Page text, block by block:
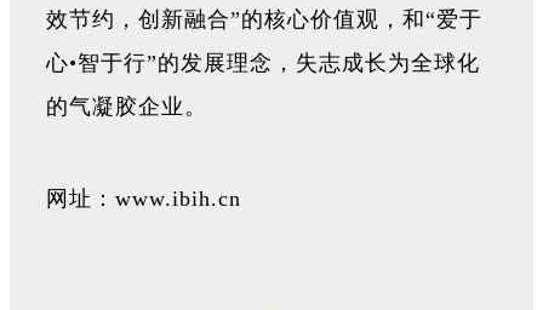
效节约，创新融合”的核心价值观，和“爱于
心•智于行”的发展理念，失志成长为全球化
的气凝胶企业。
网址：www.ibih.cn